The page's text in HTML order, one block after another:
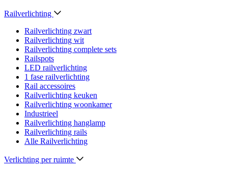
Railverlichting
Railverlichting zwart
Railverlichting wit
Railverlichting complete sets
Railspots
LED railverlichting
1 fase railverlichting
Rail accessoires
Railverlichting keuken
Railverlichting woonkamer
Industrieel
Railverlichting hanglamp
Railverlichting rails
Alle Railverlichting
Verlichting per ruimte